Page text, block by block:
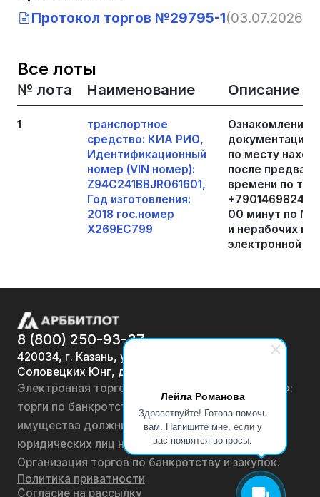
Лейла Романова
Здравствуйте! Готова помочь
вам. Напишите мне, если у
вас появятся вопросы.
Протокол торгов №29795-1(03.07.2026,
Все лоты
№ лота Наименование Описание
1
транспортное
средство: КИА РИО,
Идентификационный
номер (VIN номер):
Z94C241BBJR061601,
Год изготовления:
2018 гос.номер
Х269ЕС799
Ознакомление
по месту
после
времени по
00 минут по
и нерабочих
электронной
8 (800) 250-93-37
420034, г. Казань, ул.
Соловецких Юнг, д. 7
Электронная торговая площадка «АРББИТЛОТ»:
торги по банкротству, лоты по продаже
имущества должников физических лиц и
юридических лиц на онлайн-аукционах.
Организация торгов по банкротству и закупок.
Политика приватности
Согласие на рассылку